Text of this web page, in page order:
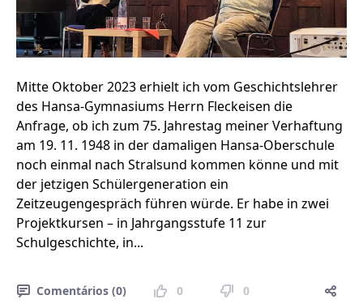
Mitte Oktober 2023 erhielt ich vom Geschichtslehrer
des Hansa-Gymnasiums Herrn Fleckeisen die
Anfrage, ob ich zum 75. Jahrestag meiner Verhaftung
am 19. 11. 1948 in der damaligen Hansa-Oberschule
noch einmal nach Stralsund kommen könne und mit
der jetzigen Schülergeneration ein
Zeitzeugengespräch führen würde. Er habe in zwei
Projektkursen – in Jahrgangsstufe 11 zur
Schulgeschichte, in...
Comentários (0) 0 0